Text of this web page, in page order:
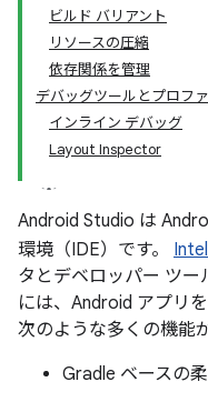
ビルド バリアント
リソースの圧縮
依存関係を管理
デバッグツールとプロフ
インライン デバッグ
Layout Inspector
Android Studio は
環境（IDE）です。
タとデベロッパー ツー
には、Android アプリ
次のような多くの機能
Gradle ベースの